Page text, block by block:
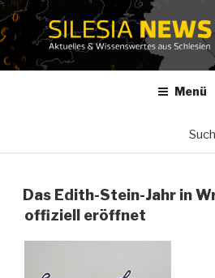
Zum
Inhalt
springen
Menü
Das Edith-Stein-Jahr in
offiziell eröffnet